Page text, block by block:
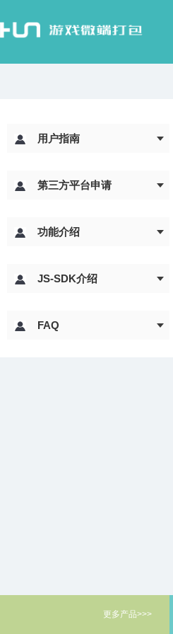
用户指南
第三方平台申请
功能介绍
JS-SDK介绍
FAQ
更多产品>>>